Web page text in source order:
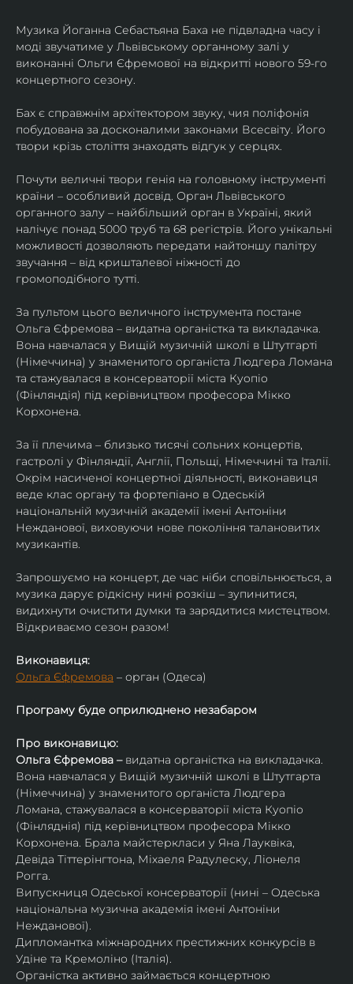
Музика Йоганна Себастьяна Баха не підвладна часу і
моді звучатиме у Львівському органному залі у
виконанні Ольги Єфремової на відкритті нового 59-го
концертного сезону.
Бах є справжнім архітектором звуку, чия поліфонія
побудована за досконалими законами Всесвіту. Його
твори крізь століття знаходять відгук у серцях.
Почути величні твори генія на головному інструменті
країни – особливий досвід. Орган Львівського
органного залу – найбільший орган в Україні, який
налічує понад 5000 труб та 68 регістрів. Його унікальні
можливості дозволяють передати найтоншу палітру
звучання – від кришталевої ніжності до
громоподібного тутті.
За пультом цього величного інструмента постане
Ольга Єфремова – видатна органістка та викладачка.
Вона навчалася у Вищій музичній школі в Штутгарті
(Німеччина) у знаменитого органіста Людгера Ломана
та стажувалася в консерваторії міста Куопіо
(Фінляндія) під керівництвом професора Мікко
Корхонена.
За її плечима – близько тисячі сольних концертів,
гастролі у Фінляндії, Англії, Польщі, Німеччині та Італії.
Окрім насиченої концертної діяльності, виконавиця
веде клас органу та фортепіано в Одеській
національній музичній академії імені Антоніни
Нежданової, виховуючи нове покоління талановитих
музикантів.
Запрошуємо на концерт, де час ніби сповільнюється, а
музика дарує рідкісну нині розкіш – зупинитися,
видихнути очистити думки та зарядитися мистецтвом.
Відкриваємо сезон разом!
Виконавиця:
Ольга Єфремова – орган (Одеса)
Програму буде оприлюднено незабаром
Про виконавицю:
Ольга Єфремова – видатна органістка на викладачка.
Вона навчалася у Вищій музичній школі в Штутгарта
(Німеччина) у знаменитого органіста Людгера
Ломана, стажувалася в консерваторії міста Куопіо
(Фінляднія) під керівництвом професора Мікко
Корхонена. Брала майстеркласи у Яна Лауквіка,
Девіда Тіттерінгтона, Міхаеля Радулеску, Ліонеля
Рогга.
Випускниця Одеської консерваторії (нині – Одеська
національна музична академія імені Антоніни
Нежданової).
Дипломантка міжнародних престижних конкурсів в
Удіне та Кремоліно (Італія).
Органістка активно займається концертною